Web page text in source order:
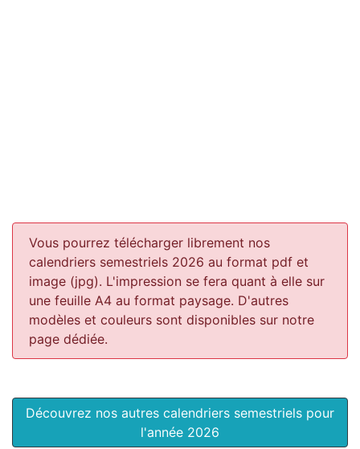
Vous pourrez télécharger librement nos
calendriers semestriels 2026 au format pdf et
image (jpg). L'impression se fera quant à elle sur
une feuille A4 au format paysage. D'autres
modèles et couleurs sont disponibles sur notre
page dédiée.
Découvrez nos autres calendriers semestriels pour
l'année 2026